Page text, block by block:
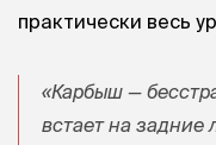
практически весь
«Карбыш —
встает на задние